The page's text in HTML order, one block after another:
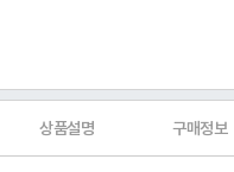
상품설명 구매정보